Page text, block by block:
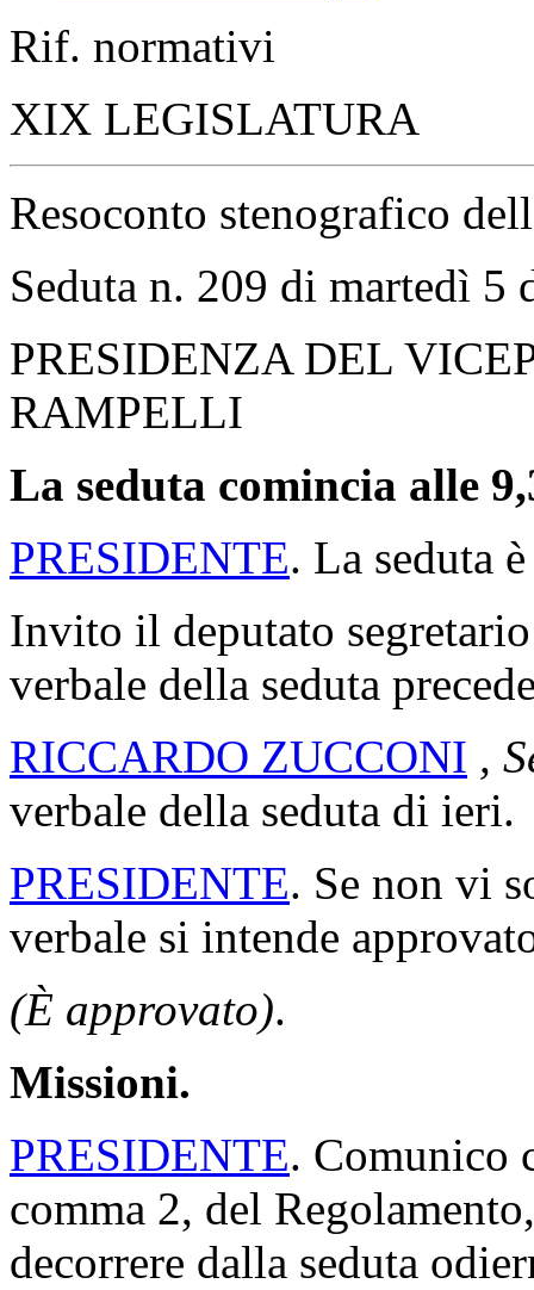
Rif. normativi
XIX LEGISLATURA
Resoconto stenografico
Seduta n. 209 di martedì 5
PRESIDENZA DEL
RAMPELLI
La seduta comincia alle
PRESIDENTE. La seduta
Invito il deputato
verbale della seduta
RICCARDO ZUCCONI ,
verbale della seduta di ieri.
PRESIDENTE. Se non vi
verbale si intende
(È approvato).
Missioni.
PRESIDENTE. Comunico
comma 2, del
decorrere dalla seduta